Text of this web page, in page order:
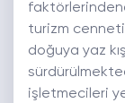
turizm cenneti
doğuya yaz
işletmecileri